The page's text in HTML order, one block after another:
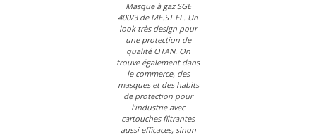
Masque à gaz SGE
400/3 de ME.ST.EL. Un
look très design pour
une protection de
qualité OTAN. On
trouve également dans
le commerce, des
masques et des habits
de protection pour
l’industrie avec
cartouches filtrantes
aussi efficaces, sinon